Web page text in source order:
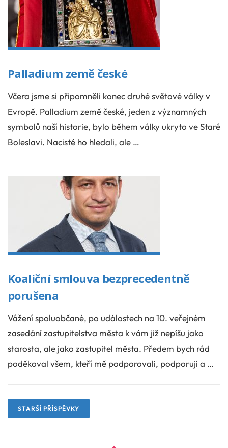
Palladium země české
Včera jsme si připomněli konec druhé světové války v
Evropě. Palladium země české, jeden z významných
symbolů naší historie, bylo během války ukryto ve Staré
Boleslavi. Nacisté ho hledali, ale …
Koaliční smlouva bezprecedentně
porušena
Vážení spoluobčané, po událostech na 10. veřejném
zasedání zastupitelstva města k vám již nepíšu jako
starosta, ale jako zastupitel města. Předem bych rád
poděkoval všem, kteří mě podporovali, podporují a …
v
STARŠÍ PŘÍSPĚVKY